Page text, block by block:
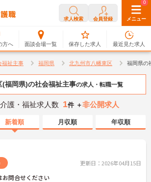
求人検索 会員登録 メニュー
方へ 面談会場一覧
0
保存した求人
0
最近見た求人
福祉主事 福岡県 北九州市八幡東区 福岡県の
(福岡県)の社会福祉主事の求人・転職一覧
護・福祉求人数 1件 ＋非公開求人
新着順 月収順 年収順
更新日：2026年04月15日
問合せください